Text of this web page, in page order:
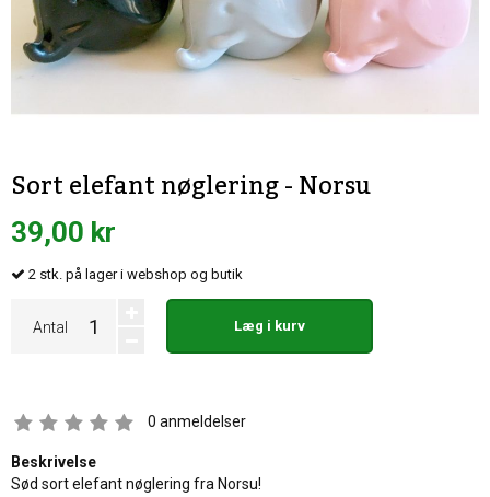
Sort elefant nøglering - Norsu
39,00 kr
2 stk. på lager i webshop og butik
Antal Læg i kurv
0 anmeldelser
Beskrivelse
Sød sort elefant nøglering fra Norsu!